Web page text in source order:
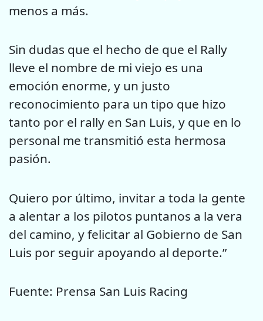
menos a más.
Sin dudas que el hecho de que el Rally
lleve el nombre de mi viejo es una
emoción enorme, y un justo
reconocimiento para un tipo que hizo
tanto por el rally en San Luis, y que en lo
personal me transmitió esta hermosa
pasión.
Quiero por último, invitar a toda la gente
a alentar a los pilotos puntanos a la vera
del camino, y felicitar al Gobierno de San
Luis por seguir apoyando al deporte.”
Fuente: Prensa San Luis Racing